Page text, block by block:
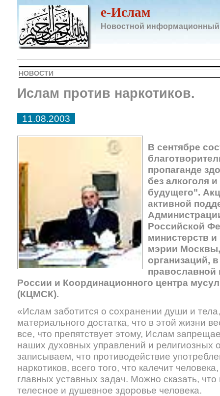
e-Ислам
Новостной информационный
НОВОСТИ
Ислам против наркотиков.
11.08.2003
В сентябре
пропаганде
без алкоголя
будущего".
активной
Российской
министерств
мэрии Москвы,
организаций,
православной
России и Координационного центра
(КЦМСК).
«Ислам заботится о сохранении души и
материального достатка, что в этой жизни
все, что препятствует этому, Ислам
наших духовных управлений и религиозных
записываем, что противодействие
наркотиков, всего того, что калечит
главных уставных задач. Можно сказать,
телесное и душевное здоровье человека.